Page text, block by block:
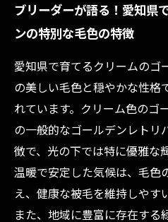
ブリーダーが語る！愛知県
ンの特別な毛色の特徴
愛知県で育てるクリームのゴ
の美しい毛色と穏やかな性格
れています。クリーム色のゴ
の一般的なゴールデンレトリ
徴で、光の下では特に優雅な
温暖で安定した気候は、毛色
え、健康な被毛を維持しやす
また、地域に豊富に存在する